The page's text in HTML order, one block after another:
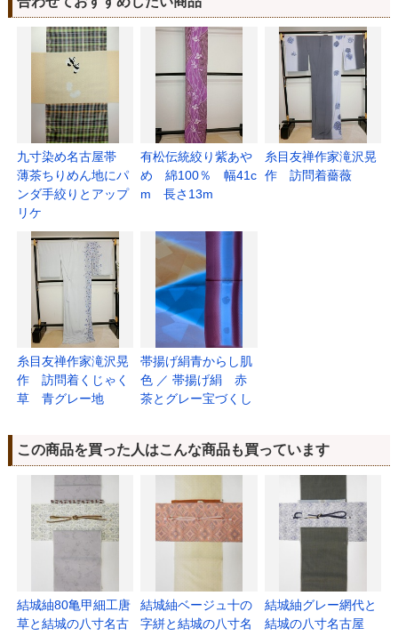
九寸染め名古屋帯
薄茶ちりめん地にパ
ンダ手絞りとアップ
リケ
有松伝統絞り紫あや
め 綿100％ 幅41c
m 長さ13m
糸目友禅作家滝沢晃
作 訪問着薔薇
糸目友禅作家滝沢晃
作 訪問着くじゃく
草 青グレー地
帯揚げ絹青からし肌
色 ／ 帯揚げ絹 赤
茶とグレー宝づくし
この商品を買った人はこんな商品も買っています
結城紬80亀甲細工唐
草と結城の八寸名古
結城紬ベージュ十の
字絣と結城の八寸名
結城紬グレー網代と
結城の八寸名古屋